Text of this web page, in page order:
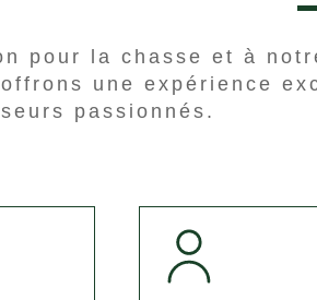
pour la chasse et à
une expérience
passionnés.